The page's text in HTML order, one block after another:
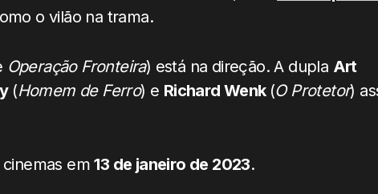
o vilão na trama.
Operação Fronteira) está na direção. A dupla Art
(Homem de Ferro) e Richard Wenk (O Protetor)
cinemas em13 de janeiro de 2023.